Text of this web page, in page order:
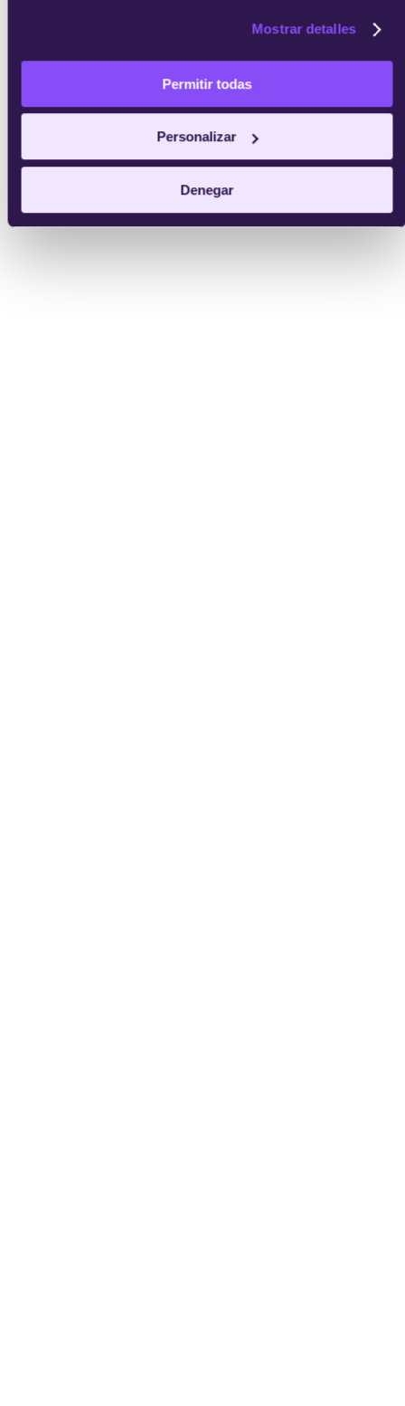
Mostrar detalles
Permitir todas
Personalizar
Denegar